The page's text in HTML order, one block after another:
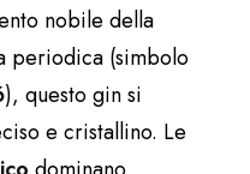
nobile della
periodica (simbolo
), questo gin si
e cristallino. Le